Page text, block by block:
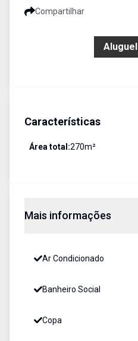
Compartilhar
Aluguel
Características
Área total:270m²
Mais informações
Ar Condicionado
Banheiro Social
Copa